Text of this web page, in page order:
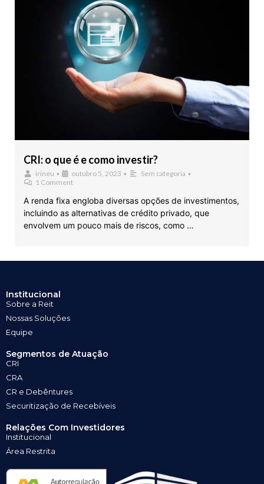
CRI: o que é e como investir?
irineu • outubro 5, 2023 • Sem categoria •
1 Comment
A renda fixa engloba diversas opções de investimentos,
incluindo as alternativas de crédito privado, que
envolvem um pouco mais de riscos, como …
Institucional
Sobre a Reit
Nossas Soluções
Equipe
Segmentos de Atuação
CRI
CRA
CR e Debêntures
Securitização de Recebíveis
Relações Com Investidores
Institucional
Área Restrita